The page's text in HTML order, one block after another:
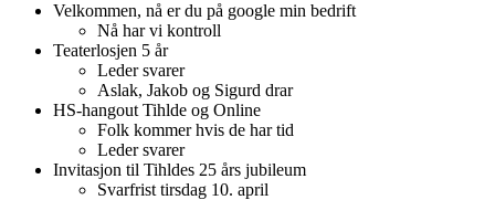
Velkommen, nå er du på google min bedrift
Nå har vi kontroll
Teaterlosjen 5 år
Leder svarer
Aslak, Jakob og Sigurd drar
HS-hangout Tihlde og Online
Folk kommer hvis de har tid
Leder svarer
Invitasjon til Tihldes 25 års jubileum
Svarfrist tirsdag 10. april